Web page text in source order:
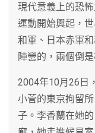
現代意義上的恐
運動開始興起，
和軍、日本赤軍
陣營的，兩個倒
2004年10月26日
小菅的東京拘留
子。李香蘭在她